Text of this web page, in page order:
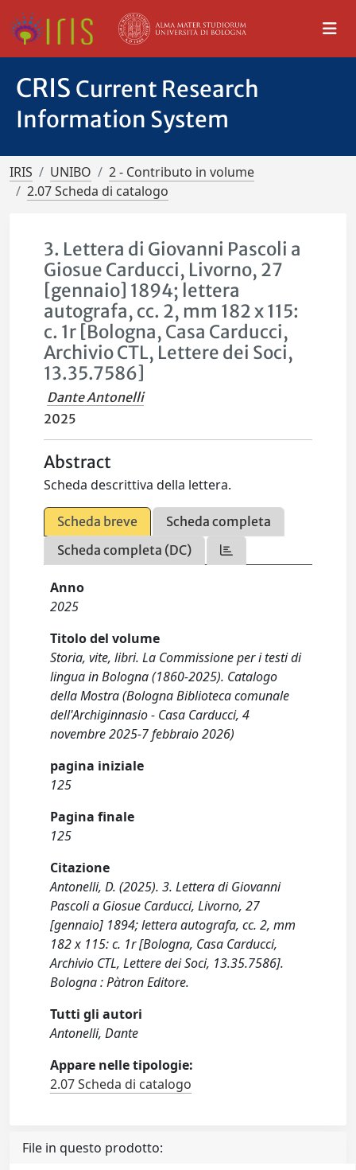
CRIS Current Research
Information System
IRIS UNIBO
2 - Contributo in volume
2.07 Scheda di catalogo
3. Lettera di Giovanni Pascoli a
Giosue Carducci, Livorno, 27
[gennaio] 1894; lettera
autografa, cc. 2, mm 182 x 115:
c. 1r [Bologna, Casa Carducci,
Archivio CTL, Lettere dei Soci,
13.35.7586]
Dante Antonelli
2025
Abstract
Scheda descrittiva della lettera.
Scheda breve
Scheda completa
Scheda completa (DC)
Anno
2025
Titolo del volume
Storia, vite, libri. La Commissione per i testi di
lingua in Bologna (1860-2025). Catalogo
della Mostra (Bologna Biblioteca comunale
dell'Archiginnasio - Casa Carducci, 4
novembre 2025-7 febbraio 2026)
pagina iniziale
125
Pagina finale
125
Citazione
Antonelli, D. (2025). 3. Lettera di Giovanni
Pascoli a Giosue Carducci, Livorno, 27
[gennaio] 1894; lettera autografa, cc. 2, mm
182 x 115: c. 1r [Bologna, Casa Carducci,
Archivio CTL, Lettere dei Soci, 13.35.7586].
Bologna : Pàtron Editore.
Tutti gli autori
Antonelli, Dante
Appare nelle tipologie:
2.07 Scheda di catalogo
File in questo prodotto: